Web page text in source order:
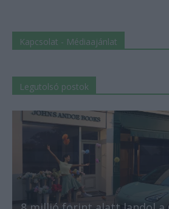
Kapcsolat - Médiaajánlat
Legutolsó postok